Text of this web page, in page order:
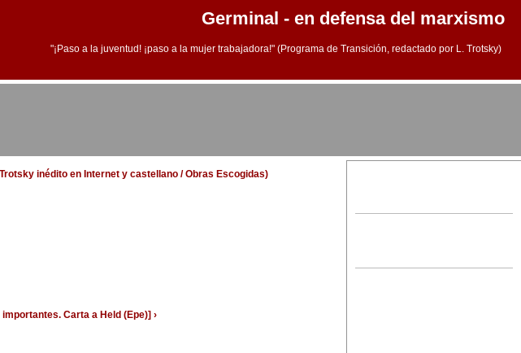
Germinal - en defensa del marxismo
"¡Paso a la juventud! ¡paso a la mujer trabajadora!" (Programa de Transición, redactado por L. Trotsky)
inédito en Internet y castellano / Obras Escogidas)
Carta a Held (Epe)] ›